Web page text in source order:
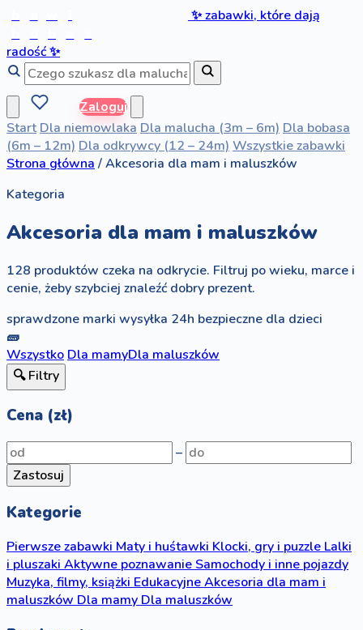
✨zabawki, które dają
radość✨
Zaloguj
Start Dla niemowlaka Dla malucha (3m – 6m) Dla bobasa
(6m – 12m) Dla odkrywcy (12 – 24m) Wszystkie zabawki
Strona główna /Akcesoria dla mam i maluszków
Kategoria
Akcesoria dla mam i maluszków
128 produktów czeka na odkrycie. Filtruj po wieku, marce i
cenie, żeby szybciej znaleźć dobry prezent.
sprawdzone marki wysyłka 24h bezpieczne dla dzieci
🧱
Wszystko Dla mamyDla maluszków
🔍 Filtry
Cena (zł)
–
Zastosuj
Kategorie
Pierwsze zabawkiMaty i huśtawkiKlocki, gry i puzzleLalki
i pluszakiAktywne poznawanieSamochody i inne pojazdy
Muzyka, filmy, książkiEdukacyjneAkcesoria dla mam i
maluszkówDla mamyDla maluszków